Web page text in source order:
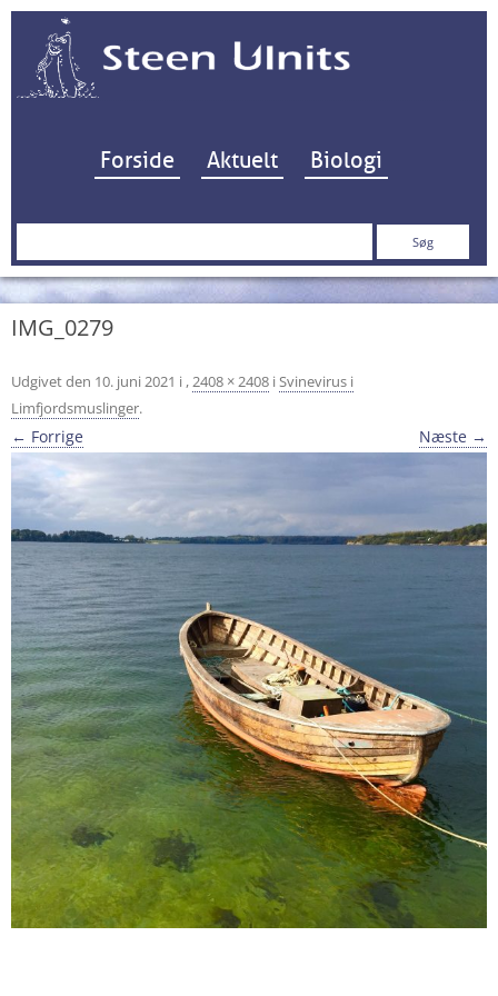
Hop til indhold
Forside Aktuelt Biologi
Søg
IMG_0279
Udgivet den 10. juni 2021 i ,2408 × 2408 iSvinevirus i
Limfjordsmuslinger.
← Forrige Næste →